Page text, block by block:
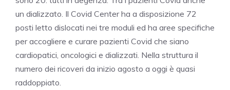
un dializzato. Il Covid Center ha a disposizione 72
posti letto dislocati nei tre moduli ed ha aree specifiche
per accogliere e curare pazienti Covid che siano
cardiopatici, oncologici e dializzati. Nella struttura il
numero dei ricoveri da inizio agosto a oggi è quasi
raddoppiato.